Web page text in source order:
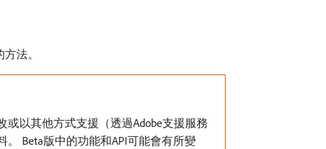
法。
以其他方式支援（透過Adobe支援服務
Beta版中的功能和API可能會有所變